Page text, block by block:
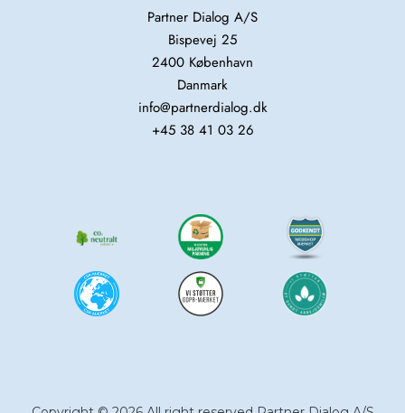
Partner Dialog A/S
Bispevej 25
2400 København
Danmark
info@partnerdialog.dk
+45 38 41 03 26